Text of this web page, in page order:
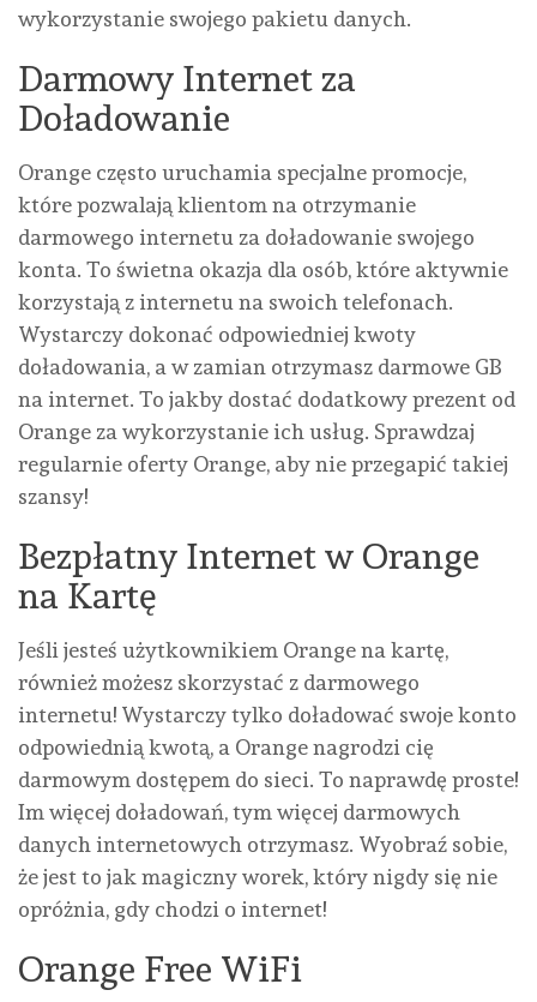
wykorzystanie swojego pakietu danych.
Darmowy Internet za
Doładowanie
Orange często uruchamia specjalne promocje,
które pozwalają klientom na otrzymanie
darmowego internetu za doładowanie swojego
konta. To świetna okazja dla osób, które aktywnie
korzystają z internetu na swoich telefonach.
Wystarczy dokonać odpowiedniej kwoty
doładowania, a w zamian otrzymasz darmowe GB
na internet. To jakby dostać dodatkowy prezent od
Orange za wykorzystanie ich usług. Sprawdzaj
regularnie oferty Orange, aby nie przegapić takiej
szansy!
Bezpłatny Internet w Orange
na Kartę
Jeśli jesteś użytkownikiem Orange na kartę,
również możesz skorzystać z darmowego
internetu! Wystarczy tylko doładować swoje konto
odpowiednią kwotą, a Orange nagrodzi cię
darmowym dostępem do sieci. To naprawdę proste!
Im więcej doładowań, tym więcej darmowych
danych internetowych otrzymasz. Wyobraź sobie,
że jest to jak magiczny worek, który nigdy się nie
opróżnia, gdy chodzi o internet!
Orange Free WiFi